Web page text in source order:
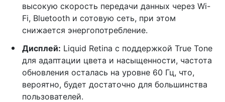
высокую скорость передачи данных через Wi-
Fi, Bluetooth и сотовую сеть, при этом
снижается энергопотребление.
Дисплей: Liquid Retina с поддержкой True Tone
для адаптации цвета и насыщенности, частота
обновления осталась на уровне 60 Гц, что,
вероятно, будет достаточно для большинства
пользователей.